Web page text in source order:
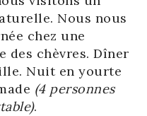
Nous nous
chez une
des chèvres. Dîner
Nuit en yourte
(4 personnes
.